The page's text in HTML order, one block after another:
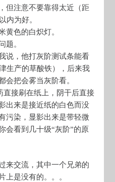
但注意不要靠得太近（距
内为好。
黄色的白炽灯。
题。
说，他打灰阶测试条能看
生产的草酸铁），后来我
会把会雾当灰阶看。
直接刷在纸上，阴干后直接
出来是接近纸的白色而没
污染，显影出来是带轻微
会看到几十级“灰阶”的原
来交流，其中一个兄弟的
上是没有的。。。